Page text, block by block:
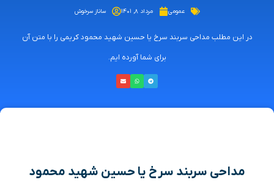
عمومی مرداد ۸, ۱۴۰۱ ساناز سرخوش
در این مطلب مداحی سربند سرخ یا حسین شهید محمود کریمی را با متن آن
برای شما آورده ایم.
مداحی سربند سرخ یا حسین شهید محمود